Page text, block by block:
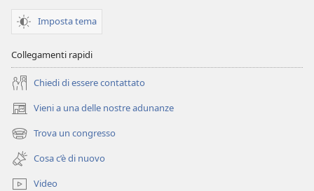
Imposta tema
Collegamenti rapidi
Chiedi di essere contattato
Vieni a una delle nostre adunanze
(apre
una
nuova
finestra)
Trova un congresso
(apre
una
nuova
finestra)
Cosa c’è di nuovo
Video